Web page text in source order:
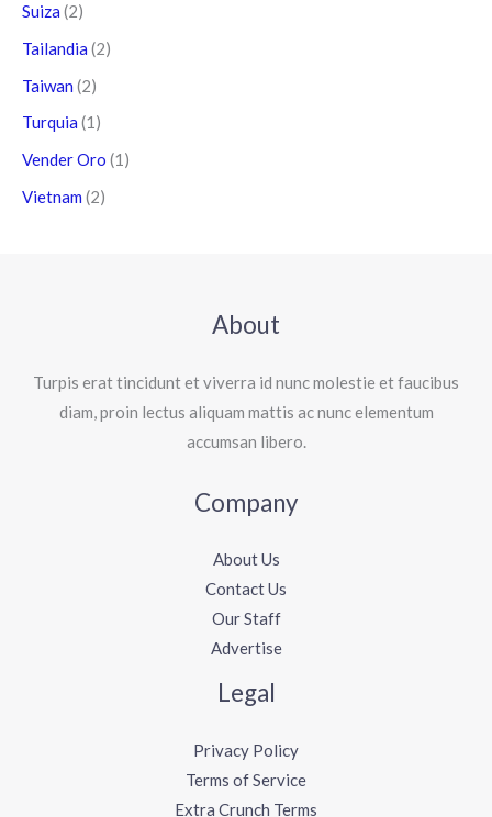
Suiza (2)
Tailandia (2)
Taiwan (2)
Turquia (1)
Vender Oro (1)
Vietnam (2)
About
Turpis erat tincidunt et viverra id nunc molestie et faucibus
diam, proin lectus aliquam mattis ac nunc elementum
accumsan libero.
Company
About Us
Contact Us
Our Staff
Advertise
Legal
Privacy Policy
Terms of Service
Extra Crunch Terms